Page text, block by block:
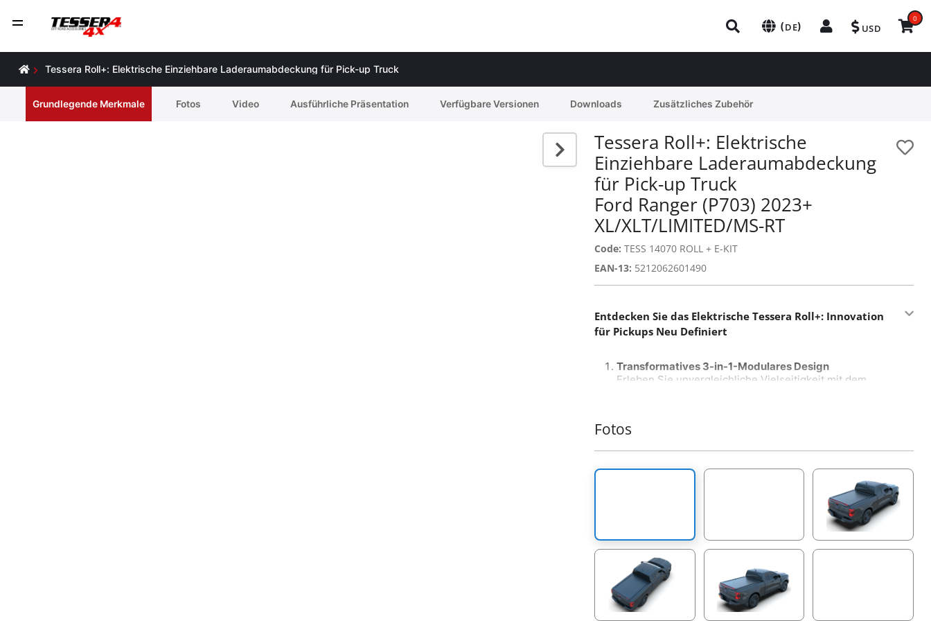
(DE) USD
0
Tessera Roll+: Elektrische Einziehbare Laderaumabdeckung für Pick-up Truck
Grundlegende Merkmale Fotos Video Ausführliche Präsentation Verfügbare Versionen Downloads Zusätzliches Zubehör
Tessera Roll+: Elektrische
Einziehbare Laderaumabdeckung
für Pick-up Truck
Ford Ranger (P703) 2023+
XL/XLT/LIMITED/MS-RT
Code: TESS 14070 ROLL + E-KIT
EAN-13: 5212062601490
Entdecken Sie das Elektrische Tessera Roll+: Innovation
für Pickups Neu Definiert
Transformatives 3-in-1-Modulares Design
Erleben Sie unvergleichliche Vielseitigkeit mit dem
zurück – ohne das gesamte System austauschen zu
freizuschalten und einen neuen Standard in der globalen
Willkommen in der Zukunft der Rollabdeckungen mit der
KI-gesteuerten Steuerplatine von Tessera. Dieses
fortschrittliche System bietet Funktionen wie Auto-
Kalibrierung und proaktive Wartungsbenachrichtigungen
in Echtzeit – sei es Wasserblockade im Behälter,
Schmierbedarf der Seitenschienen oder Diagnosen von
Verkabelung und Motor. Wählen Sie aus vier praktischen
Fotos